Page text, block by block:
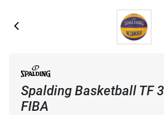
Spalding Basketball TF
FIBA